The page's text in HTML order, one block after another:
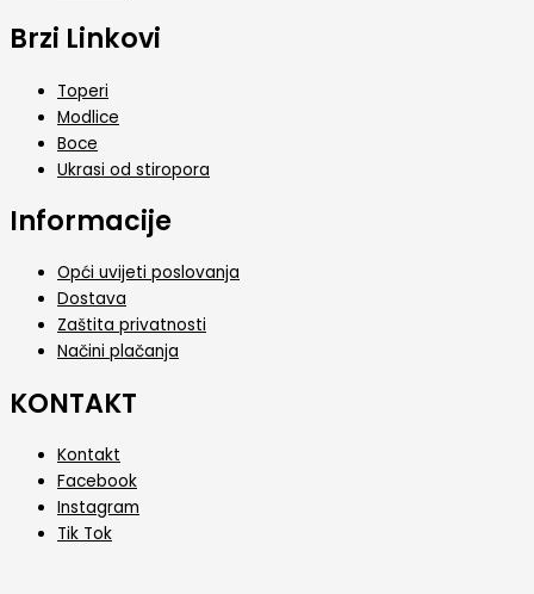
Brzi Linkovi
Toperi
Modlice
Boce
Ukrasi od stiropora
Informacije
Opći uvijeti poslovanja
Dostava
Zaštita privatnosti
Načini plačanja
KONTAKT
Kontakt
Facebook
Instagram
Tik Tok